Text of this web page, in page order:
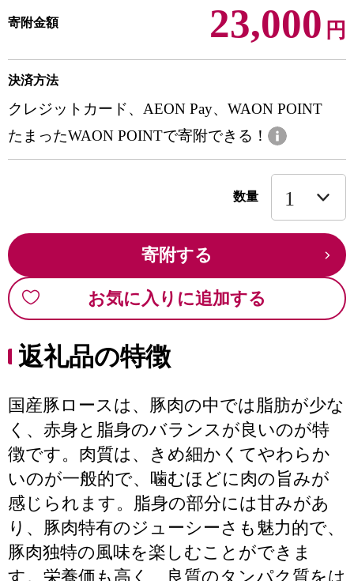
寄附金額 23,000 円
決済方法
クレジットカード、AEON Pay、WAON POINT
たまったWAON POINTで寄附できる！
数量
寄附する
お気に入りに追加する
返礼品の特徴
国産豚ロースは、豚肉の中では脂肪が少な
く、赤身と脂身のバランスが良いのが特
徴です。肉質は、きめ細かくてやわらか
いのが一般的で、噛むほどに肉の旨みが
感じられます。脂身の部分には甘みがあ
り、豚肉特有のジューシーさも魅力的で、
豚肉独特の風味を楽しむことができま
す。栄養価も高く、良質のタンパク質をは